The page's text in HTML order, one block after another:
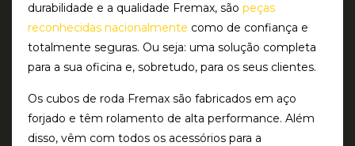
durabilidade e a qualidade Fremax, são peças
reconhecidas nacionalmente como de confiança e
totalmente seguras. Ou seja: uma solução completa
para a sua oficina e, sobretudo, para os seus clientes.
Os cubos de roda Fremax são fabricados em aço
forjado e têm rolamento de alta performance. Além
disso, vêm com todos os acessórios para a